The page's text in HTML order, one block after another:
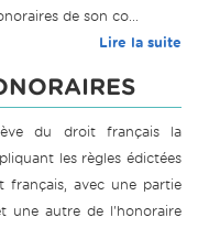
de son co...
Lire la suite
du droit français la
les règles édictées
français, avec une partie
une autre de l'honoraire